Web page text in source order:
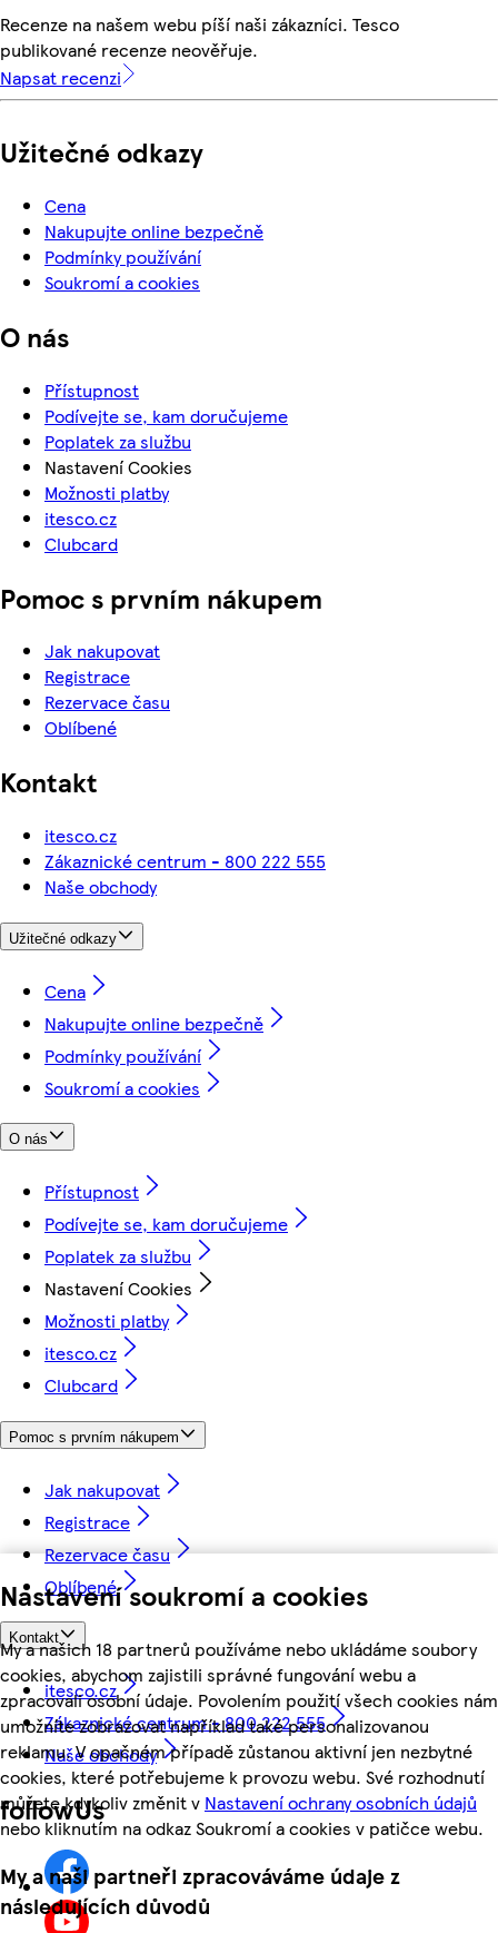
Nastavení soukromí a cookies
My a našich 18 partnerů používáme nebo ukládáme soubory
cookies, abychom zajistili správné fungování webu a
zpracovali osobní údaje. Povolením použití všech cookies nám
umožníte zobrazovat například také personalizovanou
reklamu. V opačném případě zůstanou aktivní jen nezbytné
cookies, které potřebujeme k provozu webu. Své rozhodnutí
můžete kdykoliv změnit v Nastavení ochrany osobních údajů
nebo kliknutím na odkaz Soukromí a cookies v patičce webu.
My a naši partneři zpracováváme údaje z
následujících důvodů
Recenze na našem webu píší naši zákazníci. Tesco
publikované recenze neověřuje.
Napsat recenzi
Užitečné odkazy
Cena
Nakupujte online bezpečně
Podmínky používání
Soukromí a cookies
O nás
Přístupnost
Podívejte se, kam doručujeme
Poplatek za službu
Nastavení Cookies
Možnosti platby
itesco.cz
Clubcard
Pomoc s prvním nákupem
Jak nakupovat
Registrace
Rezervace času
Oblíbené
Kontakt
itesco.cz
Zákaznické centrum - 800 222 555
Naše obchody
Užitečné odkazy
Cena
Nakupujte online bezpečně
Podmínky používání
Soukromí a cookies
O nás
Přístupnost
Podívejte se, kam doručujeme
Poplatek za službu
Nastavení Cookies
Možnosti platby
itesco.cz
Clubcard
Pomoc s prvním nákupem
Jak nakupovat
Registrace
Rezervace času
Oblíbené
Kontakt
itesco.cz
Zákaznické centrum - 800 222 555
Naše obchody
followUs